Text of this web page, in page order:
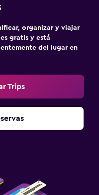
organizar y viajar
gratis y está
del lugar en
Trips